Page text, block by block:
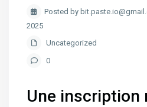
Posted by
2025
Uncategorized
0
Une inscription